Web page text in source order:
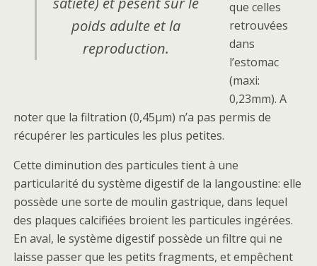
poids adulte et la
reproduction.
que celles
retrouvées
dans
l’estomac
(maxi:
0,23mm). A
noter que la filtration (0,45µm) n’a pas permis de
récupérer les particules les plus petites.
Cette diminution des particules tient à une
particularité du système digestif de la langoustine: elle
possède une sorte de moulin gastrique, dans lequel
des plaques calcifiées broient les particules ingérées.
En aval, le système digestif possède un filtre qui ne
laisse passer que les petits fragments, et empêchent